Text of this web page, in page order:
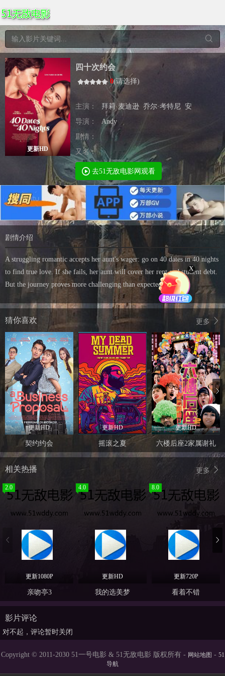
更新HD
四十次约会
0(请选择)
主演： 拜莉·麦迪逊 乔尔·考特尼 安
导演：
Andy
剧情：
又名：
去51无敌电影网观看
剧情介绍
A struggling romantic accepts her aunt's wager: go on 40 dates in 40 nights
to find true love. If she fails, her aunt will cover her rent and student debt.
But the journey proves more challenging than expected.
更多
猜你喜欢
更新HD
契约约会
更新HD
摇滚之夏
更新HD
六楼后座2家属谢礼
更多
相关热播
2.0
更新1080P
亲吻亭3
4.0
更新HD
我的选美梦
8.0
更新720P
看着不错
影片评论
对不起，评论暂时关闭
Copyright © 2011-2030 51一号电影 & 51无敌电影 版权所有 - 网站地图 - 51
导航
X